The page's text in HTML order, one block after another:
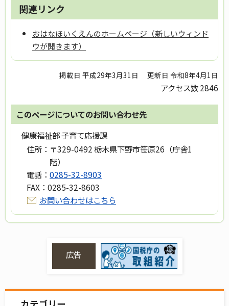
関連リンク
おはなほいくえんのホームページ（新しいウィンド
ウが開きます）
掲載日 平成29年3月31日 更新日 令和8年4月1日
アクセス数2846
このページについてのお問い合わせ先
健康福祉部 子育て応援課
住所： 〒329-0492 栃木県下野市笹原26（庁舎1
階）
電話： 0285-32-8903
FAX： 0285-32-8603
お問い合わせはこちら
広告